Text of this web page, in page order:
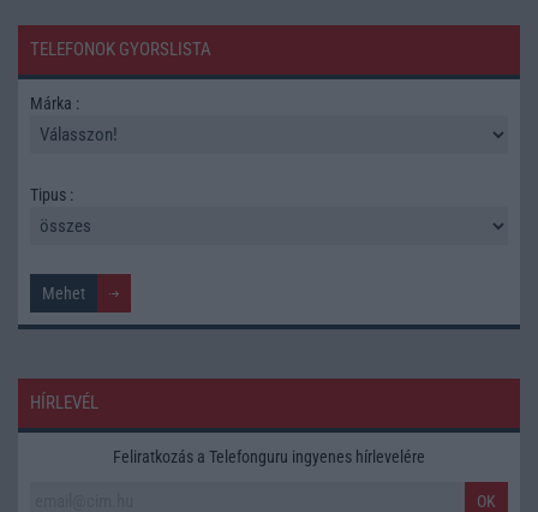
TELEFONOK GYORSLISTA
Márka :
Tipus :
HÍRLEVÉL
Feliratkozás a Telefonguru ingyenes hírlevelére
OK